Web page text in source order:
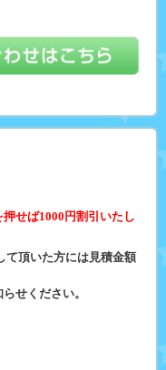
せば1000円割引いたし
て頂いた方には見積金額
せください。